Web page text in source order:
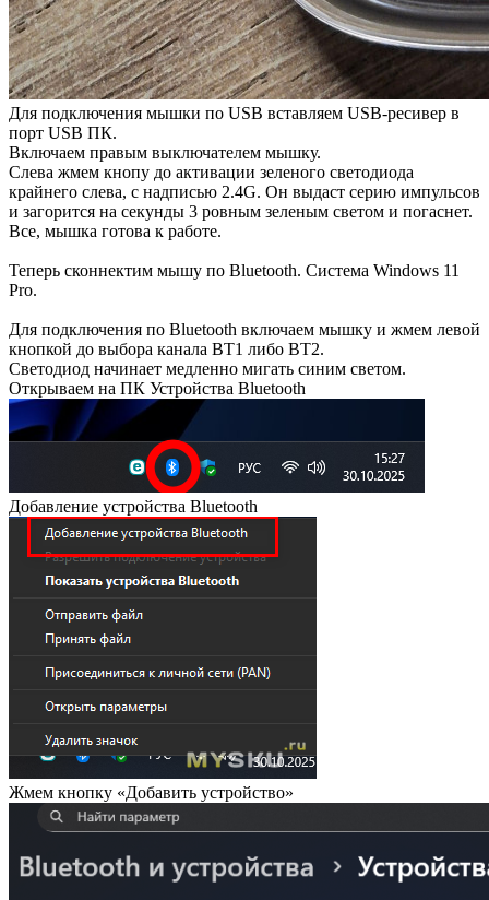
Для подключения мышки по USB вставляем USB-ресивер в
порт USB ПК.
Включаем правым выключателем мышку.
Слева жмем кнопу до активации зеленого светодиода
крайнего слева, с надписью 2.4G. Он выдаст серию импульсов
и загорится на секунды 3 ровным зеленым светом и погаснет.
Все, мышка готова к работе.
Теперь сконнектим мышу по Bluetooth. Система Windows 11
Pro.
Для подключения по Bluetooth включаем мышку и жмем левой
кнопкой до выбора канала ВТ1 либо ВТ2.
Светодиод начинает медленно мигать синим светом.
Открываем на ПК Устройства Bluetooth
Добавление устройства Bluetooth
Жмем кнопку «Добавить устройство»